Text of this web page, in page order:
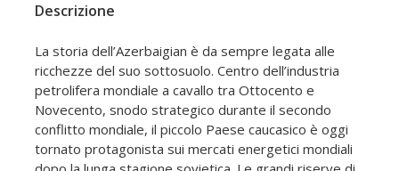
Descrizione
La storia dell’Azerbaigian è da sempre legata alle
ricchezze del suo sottosuolo. Centro dell’industria
petrolifera mondiale a cavallo tra Ottocento e
Novecento, snodo strategico durante il secondo
conflitto mondiale, il piccolo Paese caucasico è oggi
tornato protagonista sui mercati energetici mondiali